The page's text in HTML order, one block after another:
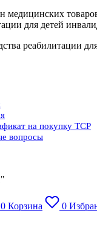
медицинских
для детей
реабилитации
на покупку ТСР
вопросы
0 Корзина 0